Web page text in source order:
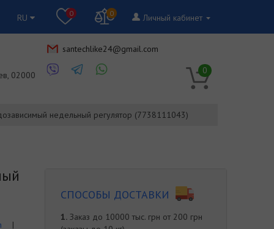
RU 0 0 Личный кабинет
02000
santechlike24@gmail.com
0
недельный регулятор (7738111043)
|
СПОСОБЫ ДОСТАВКИ
1. Заказ до 10000 тыс. грн от 200 грн